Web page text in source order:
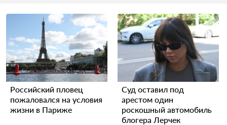
Российский пловец
пожаловался на условия
жизни в Париже
Суд оставил под
арестом один
роскошный автомобиль
блогера Лерчек